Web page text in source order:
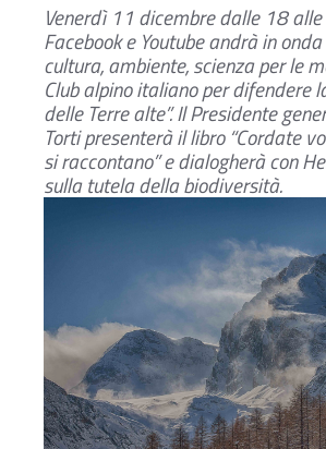
Venerdì 11 dicembre dalle 18
Facebook e Youtube andrà in onda
cultura, ambiente, scienza per le
Club alpino italiano per difendere
delle Terre alte”.Il Presidente
Torti presenterà il libro “Cordate
si raccontano”e dialogherà con
sulla tutela della biodiversità.